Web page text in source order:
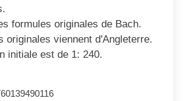
formules originales de Bach.
originales viennent d'Angleterre.
initiale est de 1: 240.